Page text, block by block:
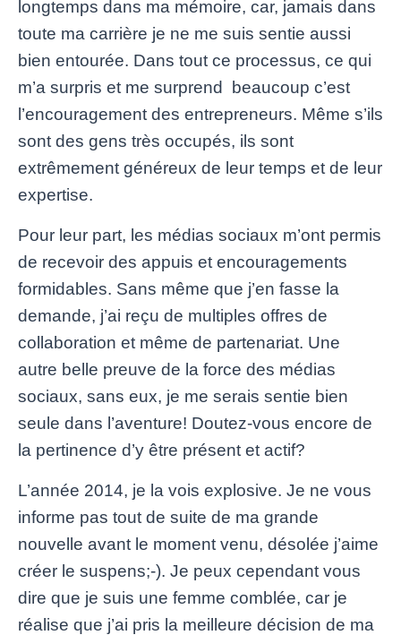
longtemps dans ma mémoire, car, jamais dans
toute ma carrière je ne me suis sentie aussi
bien entourée. Dans tout ce processus, ce qui
m’a surpris et me surprend beaucoup c’est
l’encouragement des entrepreneurs. Même s’ils
sont des gens très occupés, ils sont
extrêmement généreux de leur temps et de leur
expertise.
Pour leur part, les médias sociaux m’ont permis
de recevoir des appuis et encouragements
formidables. Sans même que j’en fasse la
demande, j’ai reçu de multiples offres de
collaboration et même de partenariat. Une
autre belle preuve de la force des médias
sociaux, sans eux, je me serais sentie bien
seule dans l’aventure! Doutez-vous encore de
la pertinence d’y être présent et actif?
L’année 2014, je la vois explosive. Je ne vous
informe pas tout de suite de ma grande
nouvelle avant le moment venu, désolée j’aime
créer le suspens;-). Je peux cependant vous
dire que je suis une femme comblée, car je
réalise que j’ai pris la meilleure décision de ma